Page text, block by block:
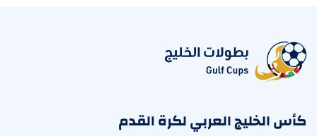
كأس الخليج العربي لكرة القدم